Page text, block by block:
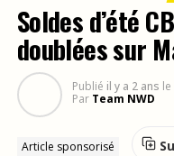
Soldes d’été
doublées sur
Publié il y a 2 ans le
Par Team NWD
Article sponsorisé